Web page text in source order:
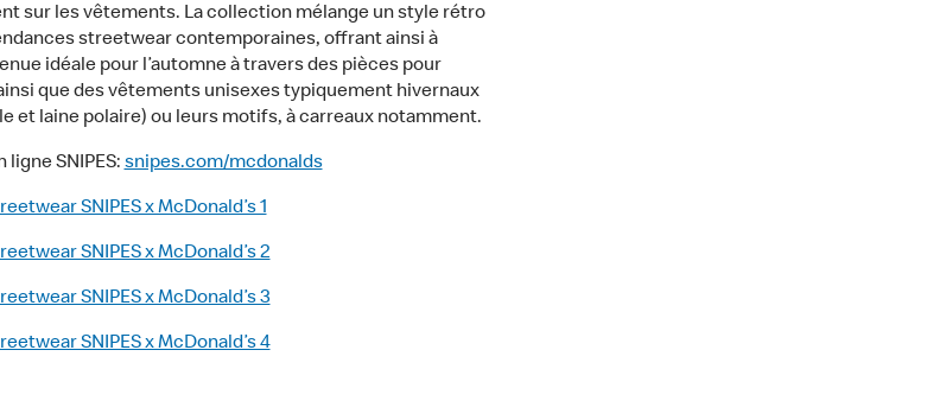
sur les vêtements. La collection mélange un style rétro
streetwear contemporaines, offrant ainsi à
idéale pour l’automne à travers des pièces pour
que des vêtements unisexes typiquement hivernaux
et laine polaire) ou leurs motifs, à carreaux notamment.
ligne SNIPES:snipes.com/mcdonalds
SNIPES x McDonald’s 1
SNIPES x McDonald’s 2
SNIPES x McDonald’s 3
SNIPES x McDonald’s 4